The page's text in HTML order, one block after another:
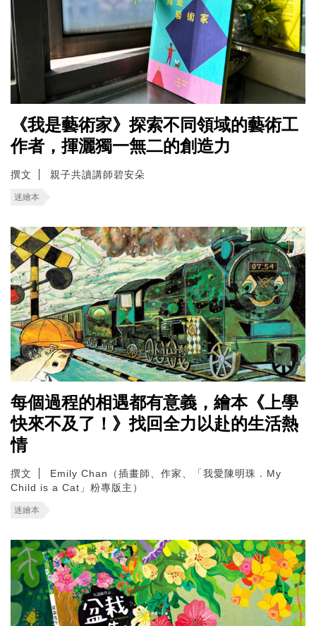
《我是藝術家》探索不同領域的藝術工
作者，揮灑獨一無二的創造力
撰文 親子共讀講師碧安朵
迷繪本
每個過程的相遇都有意義，繪本《上學
快來不及了！》找回全力以赴的生活熱
情
撰文
Emily Chan（插畫師、作家、「我愛陳明珠．My
Child is a Cat」粉專版主）
迷繪本